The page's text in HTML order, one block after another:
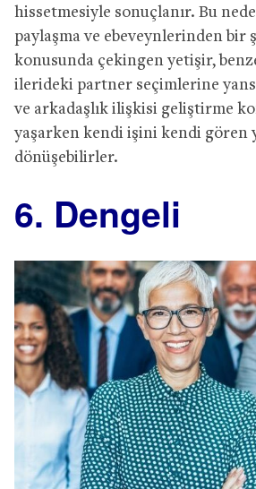
hissetmesiyle sonuçlanır. Bu
paylaşma ve ebeveynlerinden bir
konusunda çekingen yetişir,
ilerideki partner seçimlerine
ve arkadaşlık ilişkisi geliştirme
yaşarken kendi işini kendi gören
dönüşebilirler.
6. Dengeli